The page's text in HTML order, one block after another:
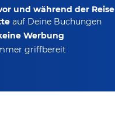
und während der Reise
auf Deine Buchungen
Werbung
griffbereit